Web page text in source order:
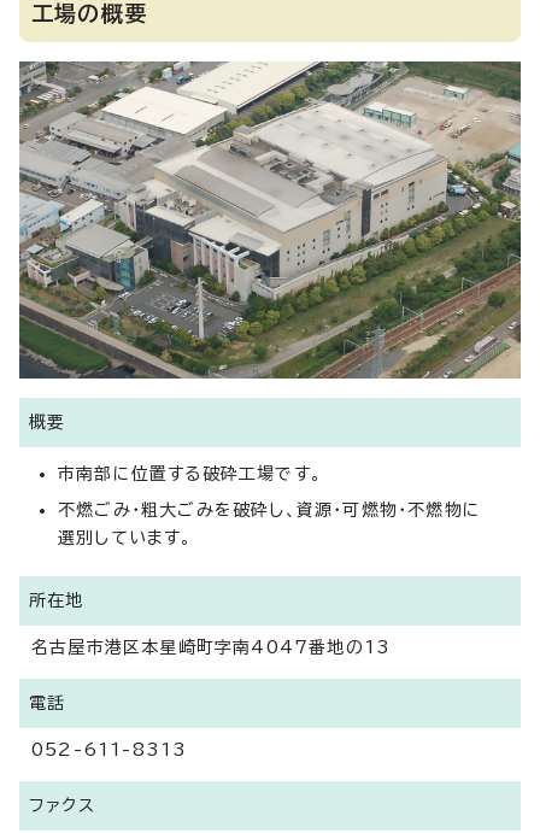
工場の概要
概要
市南部に位置する破砕工場です。
不燃ごみ・粗大ごみを破砕し、資源・可燃物・不燃物に
選別しています。
所在地
名古屋市港区本星崎町字南4047番地の13
電話
052-611-8313
ファクス